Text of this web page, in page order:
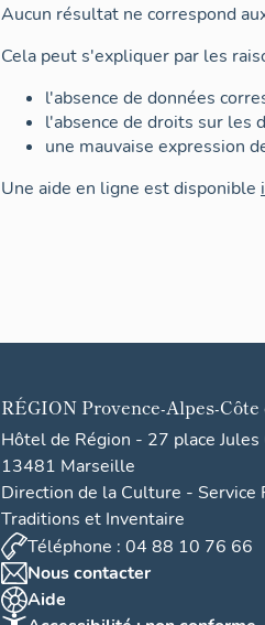
Aucun résultat ne correspond
Cela peut s'expliquer par les
l'absence de données
l'absence de droits sur les
une mauvaise expression
Une aide en ligne est disponible
RÉGION Provence-Alpes-
Hôtel de Région - 27 place Jules
13481 Marseille
Direction de la Culture - Service
Traditions et Inventaire
Téléphone : 04 88 10 76 66
Nous contacter
Aide